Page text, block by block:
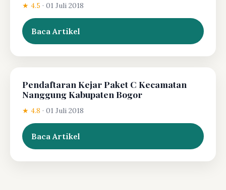
★ 4.5 · 01 Juli 2018
Baca Artikel
Pendaftaran Kejar Paket C Kecamatan
Nanggung Kabupaten Bogor
★ 4.8 · 01 Juli 2018
Baca Artikel